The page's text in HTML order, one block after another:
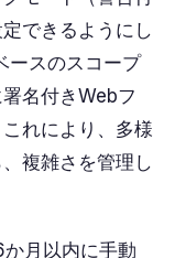
できるようにし
ースのスコープ
名付きWebフ
れにより、多様
複雑さを管理し
月以内に手動